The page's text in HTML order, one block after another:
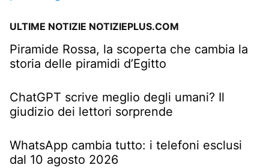
ULTIME NOTIZIE NOTIZIEPLUS.COM
Piramide Rossa, la scoperta che cambia la
storia delle piramidi d’Egitto
ChatGPT scrive meglio degli umani? Il
giudizio dei lettori sorprende
WhatsApp cambia tutto: i telefoni esclusi
dal 10 agosto 2026